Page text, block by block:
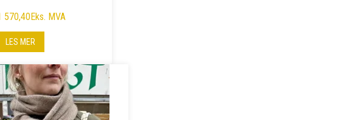
570,40Eks. MVA
LES MER